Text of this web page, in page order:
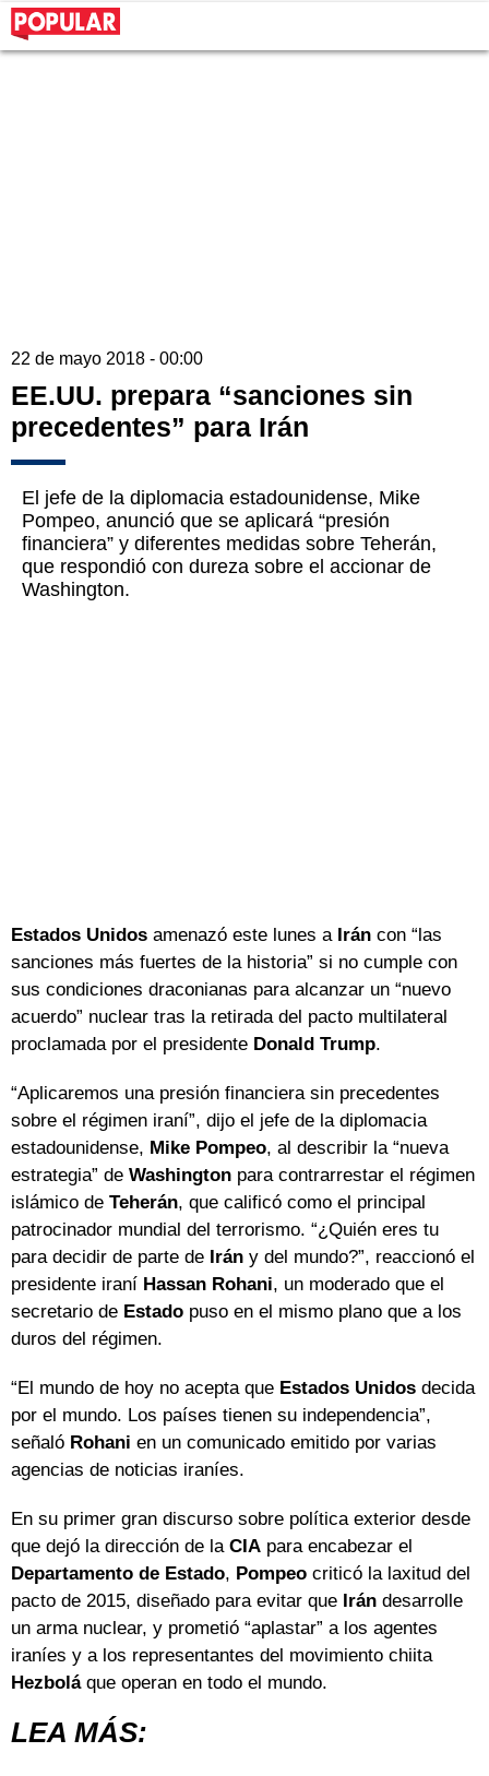
22 de mayo 2018 - 00:00
EE.UU. prepara “sanciones sin
precedentes” para Irán
El jefe de la diplomacia estadounidense, Mike
Pompeo, anunció que se aplicará “presión
financiera” y diferentes medidas sobre Teherán,
que respondió con dureza sobre el accionar de
Washington.
Estados Unidos amenazó este lunes a Irán con “las
sanciones más fuertes de la historia” si no cumple con
sus condiciones draconianas para alcanzar un “nuevo
acuerdo” nuclear tras la retirada del pacto multilateral
proclamada por el presidente Donald Trump.
“Aplicaremos una presión financiera sin precedentes
sobre el régimen iraní”, dijo el jefe de la diplomacia
estadounidense, Mike Pompeo, al describir la “nueva
estrategia” de Washington para contrarrestar el régimen
islámico de Teherán, que calificó como el principal
patrocinador mundial del terrorismo. “¿Quién eres tu
para decidir de parte de Irán y del mundo?”, reaccionó el
presidente iraní Hassan Rohani, un moderado que el
secretario de Estado puso en el mismo plano que a los
duros del régimen.
“El mundo de hoy no acepta que Estados Unidos decida
por el mundo. Los países tienen su independencia”,
señaló Rohani en un comunicado emitido por varias
agencias de noticias iraníes.
En su primer gran discurso sobre política exterior desde
que dejó la dirección de la CIA para encabezar el
Departamento de Estado, Pompeo criticó la laxitud del
pacto de 2015, diseñado para evitar que Irán desarrolle
un arma nuclear, y prometió “aplastar” a los agentes
iraníes y a los representantes del movimiento chiita
Hezboláque operan en todo el mundo.
LEA MÁS: